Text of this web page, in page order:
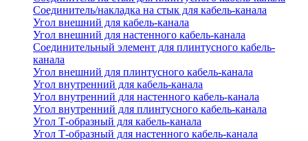
Соединитель/накладка на стык для кабель-канала
Угол внешний для кабель-канала
Угол внешний для настенного кабель-канала
Соединительный элемент для плинтусного кабель-
канала
Угол внешний для плинтусного кабель-канала
Угол внутренний для кабель-канала
Угол внутренний для настенного кабель-канала
Угол внутренний для плинтусного кабель-канала
Угол Т-образный для кабель-канала
Угол Т-образный для настенного кабель-канала